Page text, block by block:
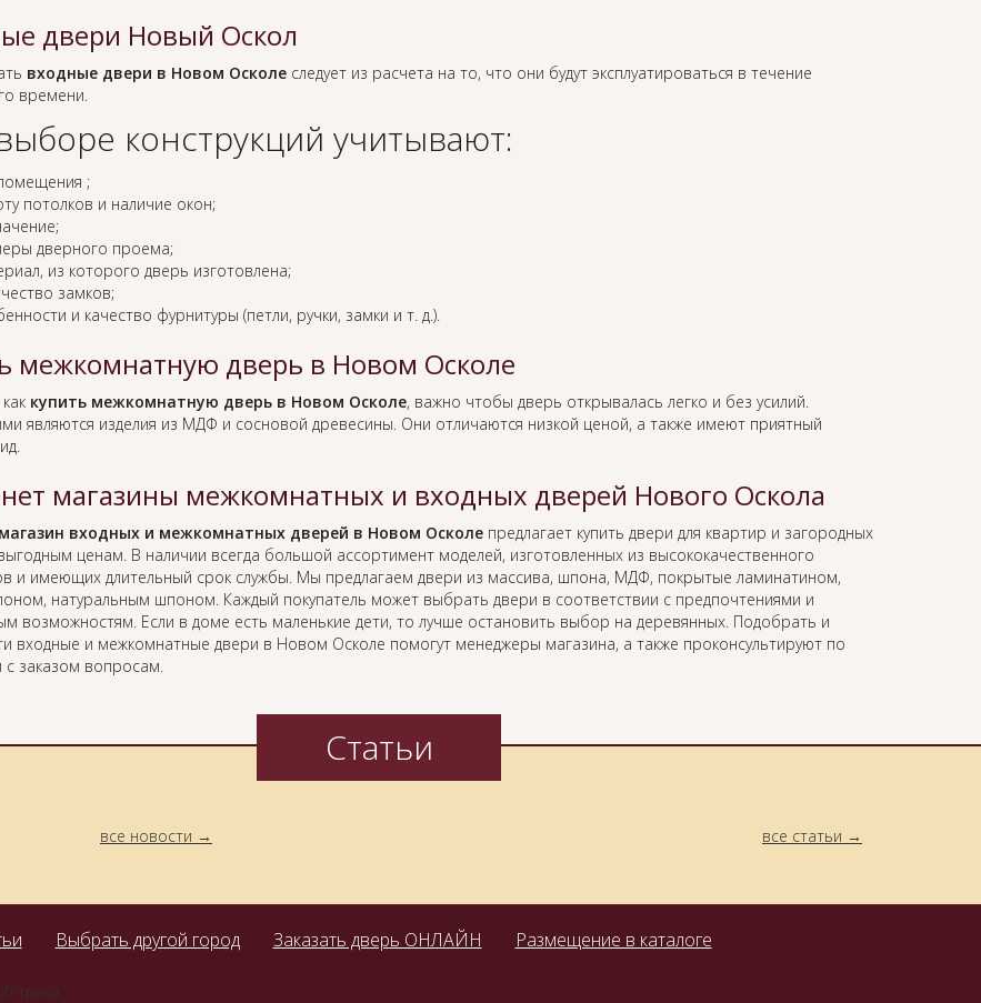
двери Новый Оскол
входные двери в Новом Осколеследует из расчета на то, что они будут эксплуатироваться в течение
времени.
конструкций учитывают:
;
потолков и наличие окон;
дверного проема;
из которого дверь изготовлена;
замков;
и качество фурнитуры (петли, ручки, замки и т. д.).
межкомнатную дверь в Новом Осколе
купить межкомнатную дверь в Новом Осколе, важно чтобы дверь открывалась легко и без усилий.
являются изделия из МДФ и сосновой древесины. Они отличаются низкой ценой, а также имеют приятный
магазины межкомнатных и входных дверей Нового Оскола
магазин входных и межкомнатных дверей в Новом Осколепредлагает купить двери для квартир и загородных
ценам. В наличии всегда большой ассортимент моделей, изготовленных из высококачественного
и имеющих длительный срок службы. Мы предлагаем двери из массива, шпона, МДФ, покрытые ламинатином,
натуральным шпоном. Каждый покупатель может выбрать двери в соответствии с предпочтениями и
возможностям. Если в доме есть маленькие дети, то лучше остановить выбор на деревянных. Подобрать и
входные и межкомнатные двери в Новом Осколе помогут менеджеры магазина, а также проконсультируют по
с заказом вопросам.
все новости
Статьи
все статьи
Выбрать другой город Заказать дверь ОНЛАЙН Размещение в каталоге